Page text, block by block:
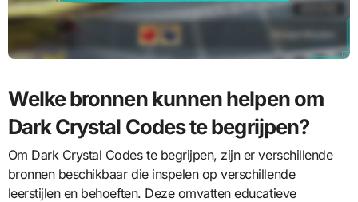
Welke bronnen kunnen helpen om
Dark Crystal Codes te begrijpen?
Om Dark Crystal Codes te begrijpen, zijn er verschillende
bronnen beschikbaar die inspelen op verschillende
leerstijlen en behoeften. Deze omvatten educatieve